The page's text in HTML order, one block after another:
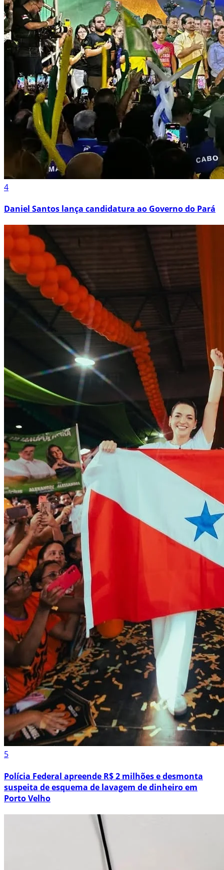
4
Daniel Santos lança candidatura ao Governo do Pará
5
Polícia Federal apreende R$ 2 milhões e desmonta
suspeita de esquema de lavagem de dinheiro em
Porto Velho